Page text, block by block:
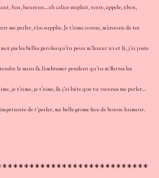
fun, heureux... ah calice steplait, texte, appele, xbox,
me parler, t'en supplie. Je t'aime coune, m'ennuie de tes
pis les belles paroles qu'tu peux m'lancer ici et là, j'ai juste
la main & l'embrasser pendant qu'tu m'flattes les
je t'aime, je t'aime, & j'ai hâte que tu viennes me parler...
de t'parler, ma belle grosse face de bonne humeur.